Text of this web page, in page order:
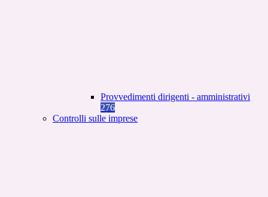
Provvedimenti dirigenti - amministrativi
276
Controlli sulle imprese